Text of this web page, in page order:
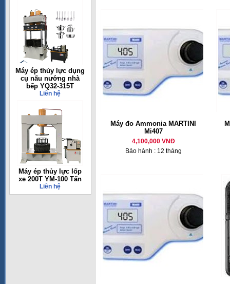
Máy ép thủy lực dụng
cụ nấu nướng nhà
bếp YQ32-315T
Liên hệ
Máy ép thủy lực lốp
xe 200T YM-100 Tấn
Liên hệ
Máy đo Ammonia MARTINI
Mi407
4,100,000 VNĐ
Bảo hành : 12 tháng